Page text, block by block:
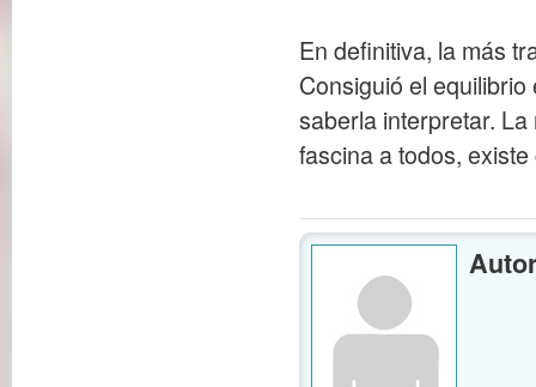
En definitiva, la más
Consiguió el
saberla interpretar.
fascina a todos,